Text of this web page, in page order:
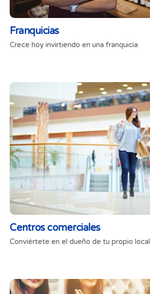
Franquicias
Crece hoy invirtiendo en una franquicia
Centros comerciales
Conviértete en el dueño de tu propio local